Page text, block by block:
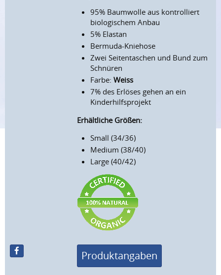
95% Baumwolle aus kontrolliert
biologischem Anbau
5% Elastan
Bermuda-Kniehose
Zwei Seitentaschen und Bund zum
Schnüren
Farbe:Weiss
7% des Erlöses gehen an ein
Kinderhilfsprojekt
Erhältliche Größen:
Small (34/36)
Medium (38/40)
Large (40/42)
Produktangaben